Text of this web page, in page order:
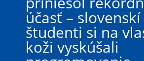
účasť – slovenskí
študenti si na
koži vyskúšali